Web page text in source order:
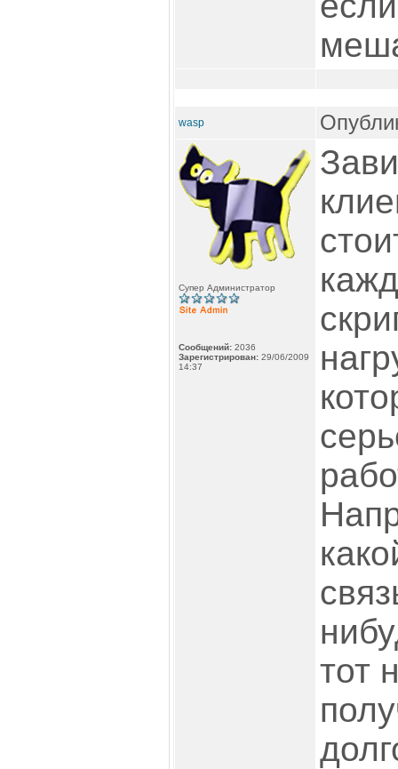
wasp
Супер Администратор
Сообщений: 2036
Зарегистрирован: 29/06/2009
14:37
тот